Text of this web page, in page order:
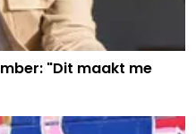
"Dit maakt me